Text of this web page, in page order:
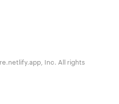
Inc. All rights